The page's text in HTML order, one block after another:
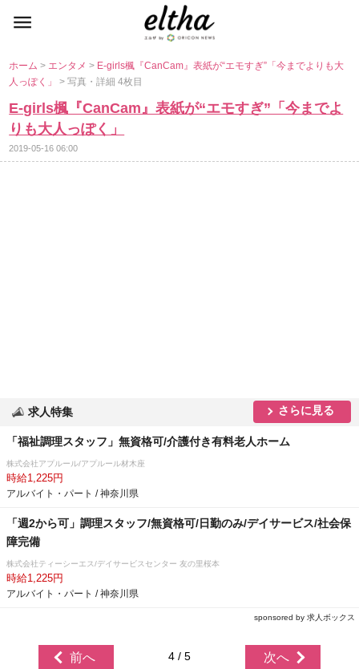
ホーム> エンタメ> E-girls楓『CanCam』表紙が“エモすぎ”「今までよりも大
人っぽく」> 写真・詳細 4枚目
E-girls楓『CanCam』表紙が“エモすぎ”「今までよ
りも大人っぽく」
2019-05-16 06:00
求人特集 さらに見る
「福祉調理スタッフ」無資格可/介護付き有料老人ホーム
株式会社アプルール/アプルール材木座
時給1,225円
アルバイト・パート / 神奈川県
「週2から可」調理スタッフ/無資格可/日勤のみ/デイサービス/社会保
障完備
株式会社ティーシーエス/デイサービスセンター 友の里桜本
時給1,225円
アルバイト・パート / 神奈川県
sponsored by 求人ボックス
前へ 4 / 5 次へ